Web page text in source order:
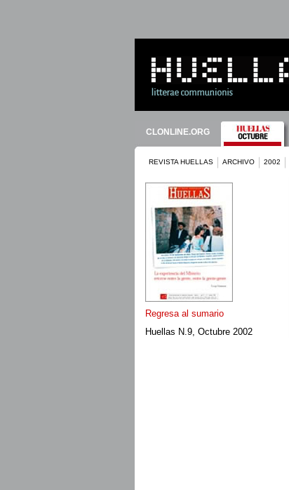
CLONLINE.ORG
REVISTA HUELLAS ARCHIVO 2002
Regresa al sumario
Huellas N.9, Octubre 2002